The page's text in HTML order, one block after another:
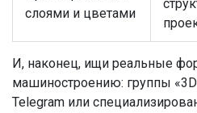
слоями и цветами
И, наконец, ищи реальные
машиностроению: группы
Telegram или